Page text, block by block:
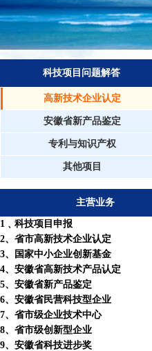
科技项目问题解答
高新技术企业认定
安徽省新产品鉴定
专利与知识产权
其他项目
主营业务
1 ﹑科技项目申报
2、省市高新技术企业认定
3、国家中小企业创新基金
4、安徽省高新技术产品认定
5、安徽省新产品鉴定
6、安徽省民营科技型企业
7、省市级企业技术中心
8、省市级创新型企业
9、安徽省科技进步奖